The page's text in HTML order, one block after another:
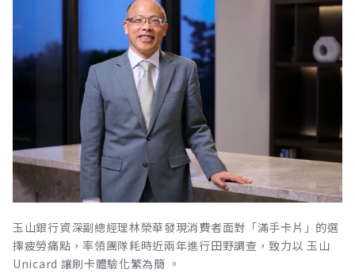
玉山銀行資深副總經理林榮華發現消費者面對「滿手卡片」的選
擇疲勞痛點，率領團隊耗時近兩年進行田野調查，致力以 玉山
Unicard 讓刷卡體驗化繁為簡 。